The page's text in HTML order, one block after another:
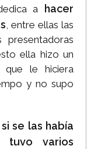
a hacer
, entre ellas las
ella hizo un
le hiciera
y no supo
se las había
varios